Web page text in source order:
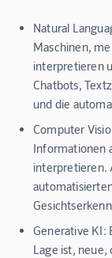
Natural
Maschinen,
interpretieren
Chatbots,
und die
Computer
Informationen
interpretieren.
Generative KI:
Lage ist, neue,